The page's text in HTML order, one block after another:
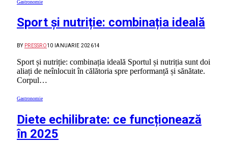
Gastronomie
Sport și nutriție: combinația ideală
BY PRESSRO10 IANUARIE 202614
Sport și nutriție: combinația ideală Sportul și nutriția sunt doi
aliați de neînlocuit în călătoria spre performanță și sănătate.
Corpul…
Gastronomie
Diete echilibrate: ce funcționează
în 2025